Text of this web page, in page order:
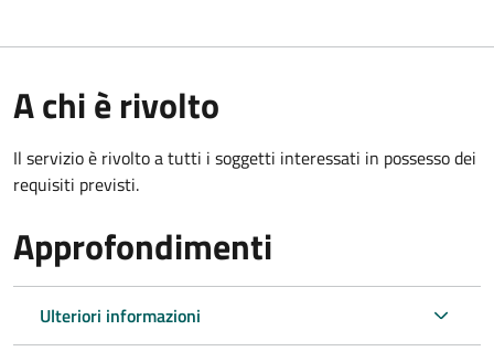
A chi è rivolto
Il servizio è rivolto a tutti i soggetti interessati in possesso dei
requisiti previsti.
Approfondimenti
Ulteriori informazioni